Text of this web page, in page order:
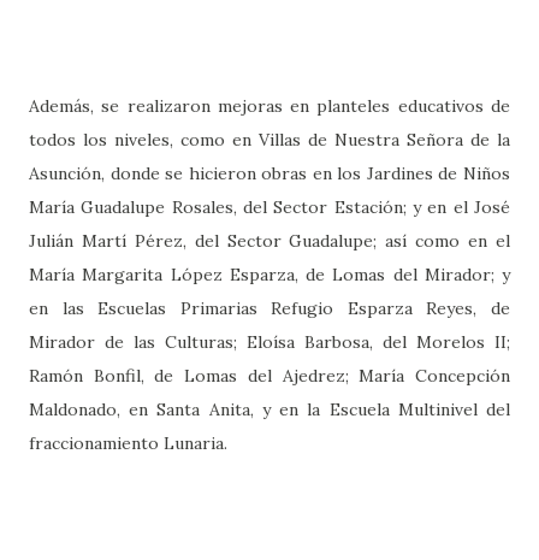
Además, se realizaron mejoras en planteles educativos de
todos los niveles, como en Villas de Nuestra Señora de la
Asunción, donde se hicieron obras en los Jardines de Niños
María Guadalupe Rosales, del Sector Estación; y en el José
Julián Martí Pérez, del Sector Guadalupe; así como en el
María Margarita López Esparza, de Lomas del Mirador; y
en las Escuelas Primarias Refugio Esparza Reyes, de
Mirador de las Culturas; Eloísa Barbosa, del Morelos II;
Ramón Bonfil, de Lomas del Ajedrez; María Concepción
Maldonado, en Santa Anita, y en la Escuela Multinivel del
fraccionamiento Lunaria.